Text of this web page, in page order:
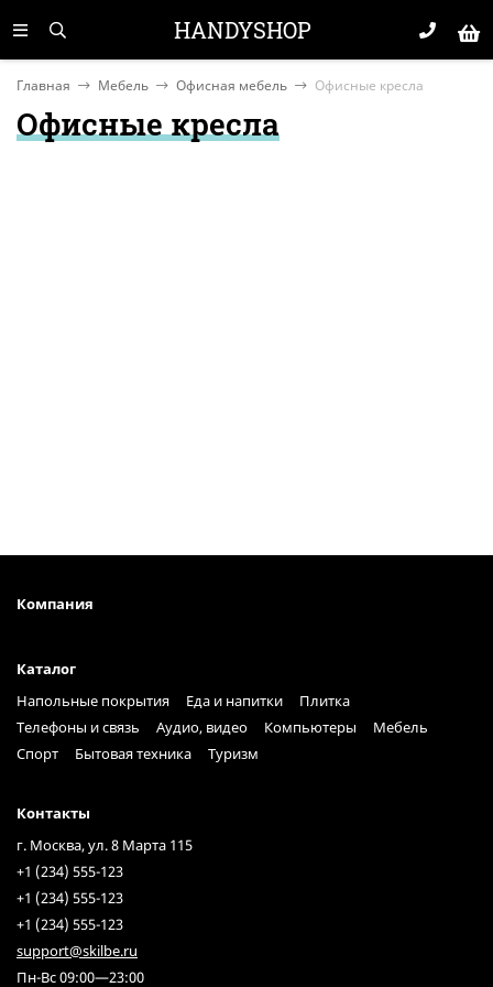
HANDYSHOP
Главная Мебель Офисная мебель Офисные кресла
Офисные кресла
Компания
Каталог
Напольные покрытия
Еда и напитки
Плитка
Телефоны и связь
Аудио, видео Компьютеры
Мебель
Спорт
Бытовая техника Туризм
Контакты
г. Москва, ул. 8 Марта 115
+1 (234) 555-123
+1 (234) 555-123
+1 (234) 555-123
support@skilbe.ru
Пн-Вс 09:00—23:00